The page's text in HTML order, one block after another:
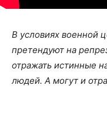
В условиях военной
претендуют на
отражать истинные
людей. А могут и